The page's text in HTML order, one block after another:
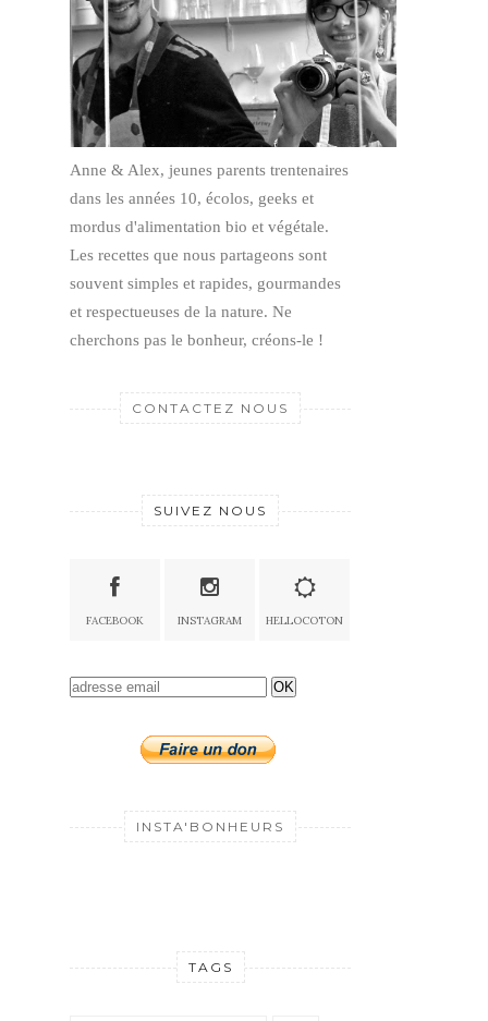
Anne & Alex, jeunes parents trentenaires
dans les années 10, écolos, geeks et
mordus d'alimentation bio et végétale.
Les recettes que nous partageons sont
souvent simples et rapides, gourmandes
et respectueuses de la nature. Ne
cherchons pas le bonheur, créons-le !
CONTACTEZ NOUS
SUIVEZ NOUS
FACEBOOK INSTAGRAM HELLOCOTON
OK
INSTA'BONHEURS
TAGS